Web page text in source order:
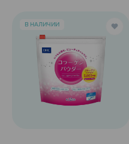
В НАЛИЧИИ